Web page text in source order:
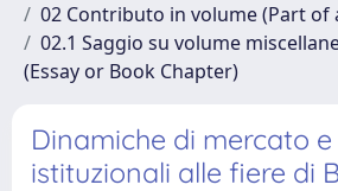
02 Contributo in volume (Part of
02.1 Saggio su volume
(Essay or Book Chapter)
Dinamiche di mercato
istituzionali alle fiere di